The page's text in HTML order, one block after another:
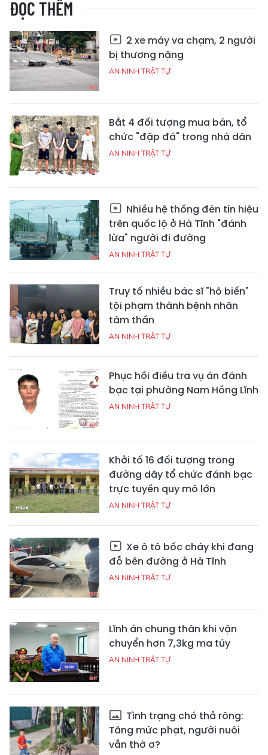
ĐỌC THÊM
2 xe máy va chạm, 2 người
bị thương nặng
AN NINH TRẬT TỰ
Bắt 4 đối tượng mua bán, tổ
chức "đập đá" trong nhà dân
AN NINH TRẬT TỰ
Nhiều hệ thống đèn tín hiệu
trên quốc lộ ở Hà Tĩnh "đánh
lừa" người đi đường
AN NINH TRẬT TỰ
Truy tố nhiều bác sĩ "hô biến"
tội phạm thành bệnh nhân
tâm thần
AN NINH TRẬT TỰ
Phục hồi điều tra vụ án đánh
bạc tại phường Nam Hồng Lĩnh
AN NINH TRẬT TỰ
Khởi tố 16 đối tượng trong
đường dây tổ chức đánh bạc
trực tuyến quy mô lớn
AN NINH TRẬT TỰ
Xe ô tô bốc cháy khi đang
đỗ bên đường ở Hà Tĩnh
AN NINH TRẬT TỰ
Lĩnh án chung thân khi vận
chuyển hơn 7,3kg ma túy
AN NINH TRẬT TỰ
Tình trạng chó thả rông:
Tăng mức phạt, người nuôi
vẫn thờ ơ?